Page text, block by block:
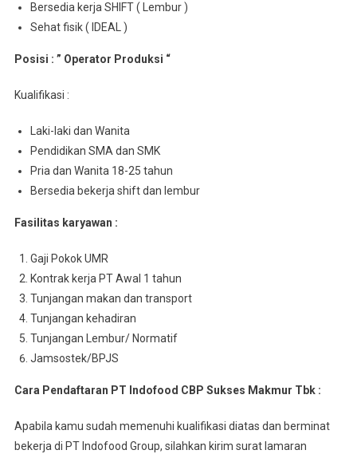
Bersedia kerja SHIFT ( Lembur )
Sehat fisik ( IDEAL )
Posisi : ” Operator Produksi “
Kualifikasi :
Laki-laki dan Wanita
Pendidikan SMA dan SMK
Pria dan Wanita 18-25 tahun
Bersedia bekerja shift dan lembur
Fasilitas karyawan :
Gaji Pokok UMR
Kontrak kerja PT Awal 1 tahun
Tunjangan makan dan transport
Tunjangan kehadiran
Tunjangan Lembur/ Normatif
Jamsostek/BPJS
Cara Pendaftaran PT Indofood CBP Sukses Makmur Tbk :
Apabila kamu sudah memenuhi kualifikasi diatas dan berminat
bekerja di PT Indofood Group, silahkan kirim surat lamaran